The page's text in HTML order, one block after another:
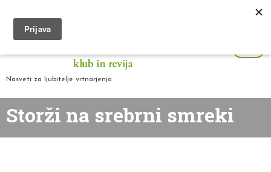
Nasveti za ljubitelje vrtnarjenja
Storži na srebrni smreki